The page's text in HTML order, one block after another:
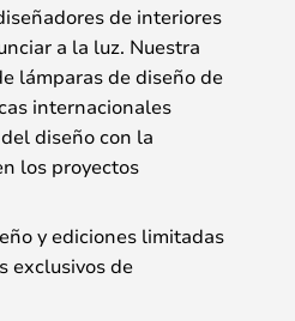
de interiores
a la luz. Nuestra
lámparas de diseño de
internacionales
diseño con la
los proyectos
y ediciones limitadas
exclusivos de